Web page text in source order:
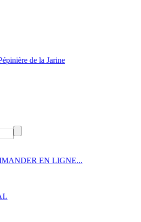
de la Jarine
EN LIGNE...